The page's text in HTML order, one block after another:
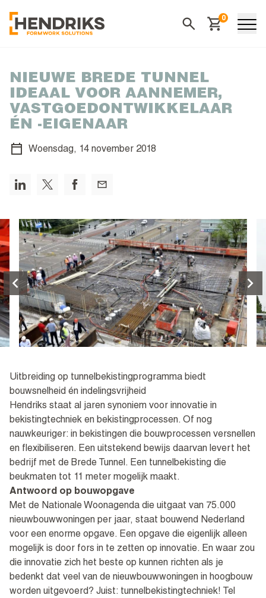
0
Winkelwagen
NIEUWE BREDE TUNNEL
IDEAAL VOOR AANNEMER,
VASTGOEDONTWIKKELAAR
ÉN -EIGENAAR
Woensdag, 14 november 2018
Uitbreiding op tunnelbekistingprogramma biedt
bouwsnelheid én indelingsvrijheid
Hendriks staat al jaren synoniem voor innovatie in
bekistingtechniek en bekistingprocessen. Of nog
nauwkeuriger: in bekistingen die bouwprocessen versnellen
en flexibiliseren. Een uitstekend bewijs daarvan levert het
bedrijf met de Brede Tunnel. Een tunnelbekisting die
beukmaten tot 11 meter mogelijk maakt.
Antwoord op bouwopgave
Met de Nationale Woonagenda die uitgaat van 75.000
nieuwbouwwoningen per jaar, staat bouwend Nederland
voor een enorme opgave. Een opgave die eigenlijk alleen
mogelijk is door fors in te zetten op innovatie. En waar zou
die innovatie zich het beste op kunnen richten als je
bedenkt dat veel van de nieuwbouwwoningen in hoogbouw
worden uitgevoerd? Juist: tunnelbekistingtechniek! Tel